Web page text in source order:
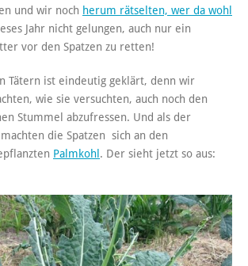
und wir noch herum rätselten, wer da wohl
Jahr nicht gelungen, auch nur ein
vor den Spatzen zu retten!
Tätern ist eindeutig geklärt, denn wir
wie sie versuchten, auch noch den
Stummel abzufressen. Und als der
die Spatzen sich an den
Palmkohl . Der sieht jetzt so aus: